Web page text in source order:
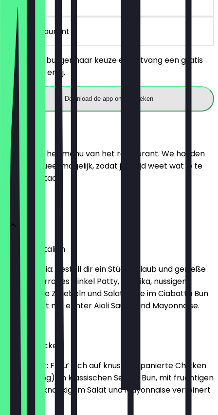
in het restaurant
Bestel een burger naar keuze en ontvang een gratis
portie friet erbij.
Download de app om te boeken
Menu
Hier vind je het menu van het restaurant. We houden
het zo actueel mogelijk, zodat je altijd weet wat je te
wachten staat.
Meatfree Italian
Mamma mia: Bestell dir ein Stück Urlaub und genieße
ein mediterranes Dinkel Patty, Paprika, nussigen
Rucola, rote Zwiebeln und Salatgurke im Ciabatta Bun
– verfeinert mit echter Aioli Sauce und Mayonnaise.
Crusty Chicken
Einfach gut: Freu’ dich auf knusprig-panierte Chicken
Fingers (95g) im klassischen Sesam Bun, mit fruchtigen
Tomaten, knackigem Salat und Mayonnaise verfeinert